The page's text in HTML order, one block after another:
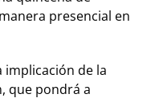
presencial en
implicación de la
que pondrá a